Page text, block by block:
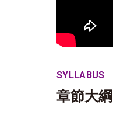
SYLLABUS
章節大綱